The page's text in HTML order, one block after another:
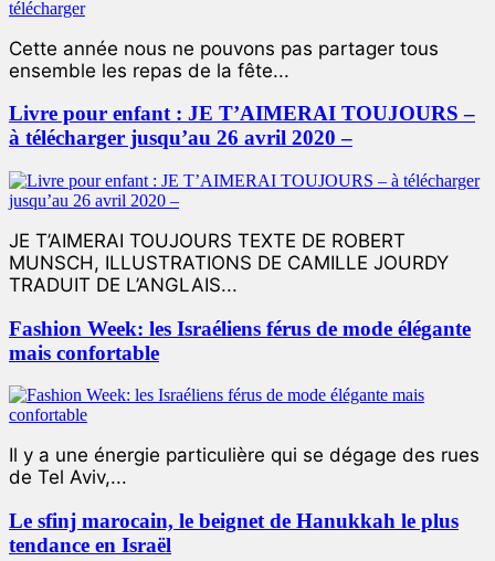
Cette année nous ne pouvons pas partager tous
ensemble les repas de la fête...
Livre pour enfant : JE T’AIMERAI TOUJOURS –
à télécharger jusqu’au 26 avril 2020 –
JE T’AIMERAI TOUJOURS TEXTE DE ROBERT
MUNSCH, ILLUSTRATIONS DE CAMILLE JOURDY
TRADUIT DE L’ANGLAIS...
Fashion Week: les Israéliens férus de mode élégante
mais confortable
Il y a une énergie particulière qui se dégage des rues
de Tel Aviv,...
Le sfinj marocain, le beignet de Hanukkah le plus
tendance en Israël